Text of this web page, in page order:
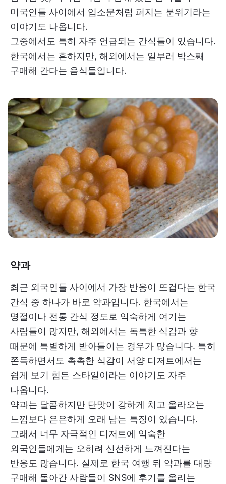
미국인들 사이에서 입소문처럼 퍼지는 분위기라는
이야기도 나옵니다.
그중에서도 특히 자주 언급되는 간식들이 있습니다.
한국에서는 흔하지만, 해외에서는 일부러 박스째
구매해 간다는 음식들입니다.
약과
최근 외국인들 사이에서 가장 반응이 뜨겁다는 한국
간식 중 하나가 바로 약과입니다. 한국에서는
명절이나 전통 간식 정도로 익숙하게 여기는
사람들이 많지만, 해외에서는 독특한 식감과 향
때문에 특별하게 받아들이는 경우가 많습니다. 특히
쫀득하면서도 촉촉한 식감이 서양 디저트에서는
쉽게 보기 힘든 스타일이라는 이야기도 자주
나옵니다.
약과는 달콤하지만 단맛이 강하게 치고 올라오는
느낌보다 은은하게 오래 남는 특징이 있습니다.
그래서 너무 자극적인 디저트에 익숙한
외국인들에게는 오히려 신선하게 느껴진다는
반응도 많습니다. 실제로 한국 여행 뒤 약과를 대량
구매해 돌아간 사람들이 SNS에 후기를 올리는